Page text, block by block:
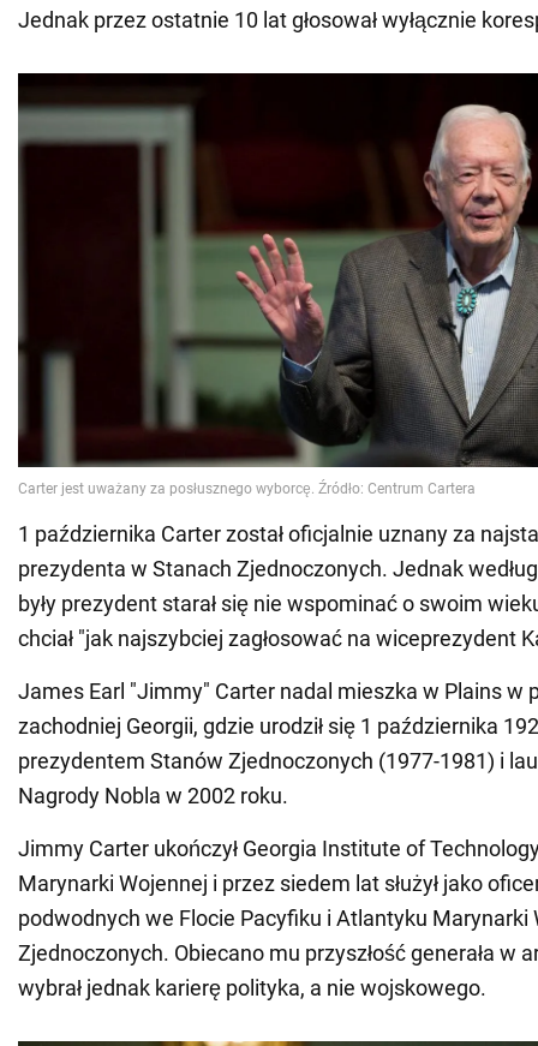
Jednak przez ostatnie 10 lat głosował wyłącznie
1 października Carter został oficjalnie uznany za
prezydenta w Stanach Zjednoczonych. Jednak
były prezydent starał się nie wspominać o swoim
chciał "jak najszybciej zagłosować na wiceprezydent
James Earl "Jimmy" Carter nadal mieszka w Plains w
zachodniej Georgii, gdzie urodził się 1 października
prezydentem Stanów Zjednoczonych (1977-1981) i
Nagrody Nobla w 2002 roku.
Jimmy Carter ukończył Georgia Institute of
Marynarki Wojennej i przez siedem lat służył jako
podwodnych we Flocie Pacyfiku i Atlantyku Marynarki
Zjednoczonych. Obiecano mu przyszłość generała w
wybrał jednak karierę polityka, a nie wojskowego.